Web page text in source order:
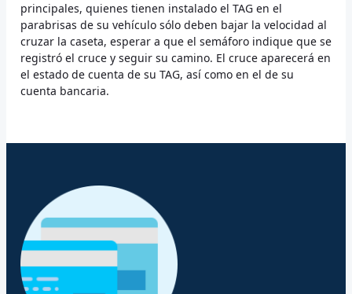
principales, quienes tienen instalado el TAG en el
parabrisas de su vehículo sólo deben bajar la velocidad al
cruzar la caseta, esperar a que el semáforo indique que se
registró el cruce y seguir su camino. El cruce aparecerá en
el estado de cuenta de su TAG, así como en el de su
cuenta bancaria.